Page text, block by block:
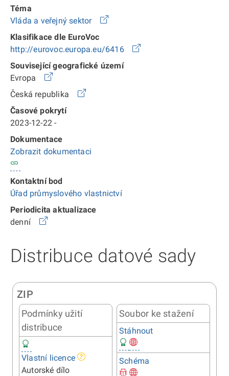
Téma
Vláda a veřejný sektor
Klasifikace dle EuroVoc
http://eurovoc.europa.eu/6416
Související geografické území
Evropa
Česká republika
Časové pokrytí
2023-12-22 -
Dokumentace
Zobrazit dokumentaci
Kontaktní bod
Úřad průmyslového vlastnictví
Periodicita aktualizace
denní
Distribuce datové sady
ZIP
Podmínky užití
distribuce
Vlastní licence
Autorské dílo
Soubor ke stažení
Stáhnout
Schéma